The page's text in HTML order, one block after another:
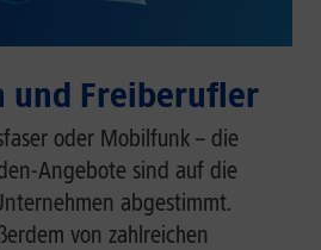
und Freiberufler
oder Mobilfunk – die
Angebote sind auf die
abgestimmt.
von zahlreichen